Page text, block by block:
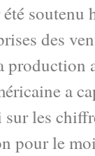
soutenu
des
production
a
sur les
pour le